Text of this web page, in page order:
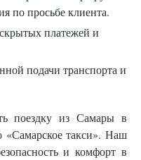
по просьбе клиента.
платежей и
подачи транспорта и
поездку из Самары в
такси». Наш
и комфорт в